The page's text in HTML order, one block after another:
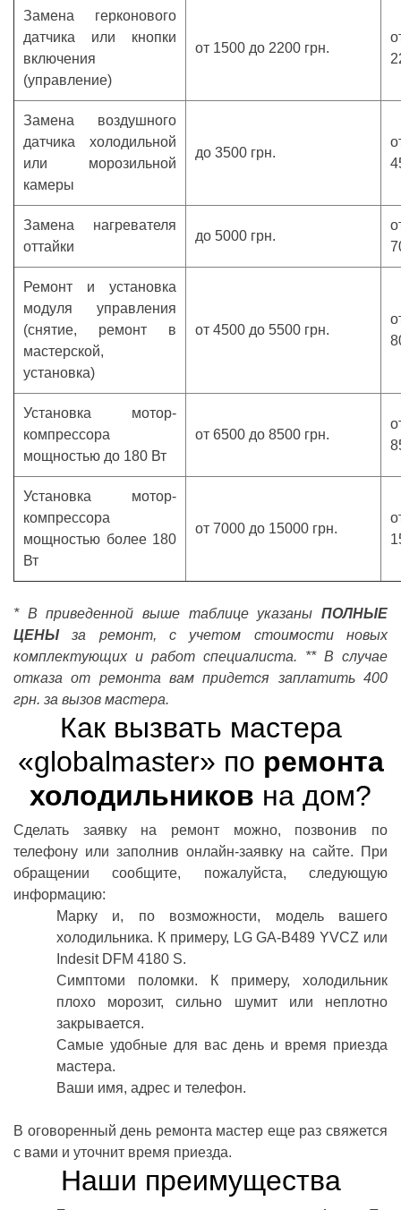
Замена герконового
датчика или кнопки
включения
(управление)
от 1500 до 2200 грн.
Замена воздушного
датчика холодильной
или морозильной
камеры
до 3500 грн.
Замена нагревателя
оттайки
до 5000 грн.
Ремонт и установка
модуля управления
(снятие, ремонт в
мастерской,
установка)
от 4500 до 5500 грн.
Установка мотор-
компрессора
мощностью до 180 Вт
от 6500 до 8500 грн.
Установка мотор-
компрессора
мощностью более 180
Вт
от 7000 до 15000 грн.
* В приведенной выше таблице указаны ПОЛНЫЕ
ЦЕНЫза ремонт, с учетом стоимости новых
комплектующих и работ специалиста.
** В случае
отказа от ремонта вам придется заплатить 400
грн. за вызов мастера.
Как вызвать мастера
«globalmaster» по ремонта
холодильников на дом?
Сделать заявку на ремонт можно, позвонив по
телефону или заполнив онлайн-заявку на сайте. При
обращении сообщите, пожалуйста, следующую
информацию:
Марку и, по возможности, модель вашего
холодильника. К примеру, LG GA-B489 YVCZ или
Indesit DFM 4180 S.
Симптоми поломки. К примеру, холодильник
плохо морозит, сильно шумит или неплотно
закрывается.
Самые удобные для вас день и время приезда
мастера.
Ваши имя, адрес и телефон.
В оговоренный день ремонта мастер еще раз свяжется
с вами и уточнит время приезда.
Наши преимущества